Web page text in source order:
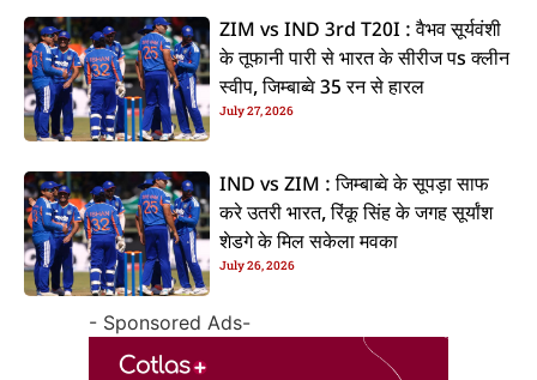
ZIM vs IND 3rd T20I : वैभव सूर्यवंशी
के तूफानी पारी से भारत के सीरीज पs क्लीन
स्वीप, जिम्बाब्वे 35 रन से हारल
July 27, 2026
IND vs ZIM : जिम्बाब्वे के सूपड़ा साफ
करे उतरी भारत, रिंकू सिंह के जगह सूर्यांश
शेडगे के मिल सकेला मवका
July 26, 2026
- Sponsored Ads-